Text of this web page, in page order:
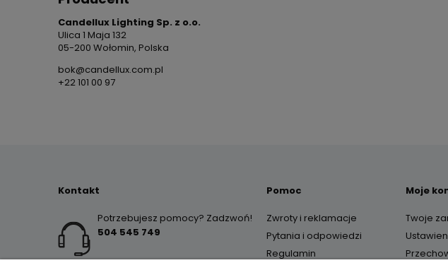
Candellux Lighting Sp. z o.o.
Ulica 1 Maja 132
05-200 Wołomin, Polska
bok@candellux.com.pl
+22 101 00 97
Kontakt
Potrzebujesz pomocy? Zadzwoń!
504 545 749
Pomoc
Zwroty i reklamacje
Pytania i odpowiedzi
Regulamin
Moje
Twoje